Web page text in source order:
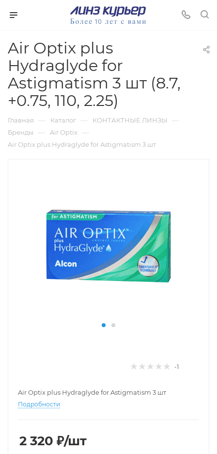
Air Optix plus
Hydraglyde for
Astigmatism 3 шт (8.7,
+0.75, 110, 2.25)
Главная — Каталог — КОНТАКТНЫЕ ЛИНЗЫ —
Бренды — Air Optix —
Air Optix plus Hydraglyde for Astigmatism 3 шт
-1
Air Optix plus Hydraglyde for Astigmatism 3 шт
Подробности
2 320 ₽/шт